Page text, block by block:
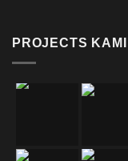
PROJECTS KAMI